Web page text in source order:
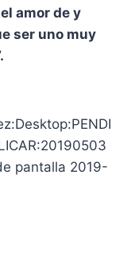
amor de y
ser uno muy